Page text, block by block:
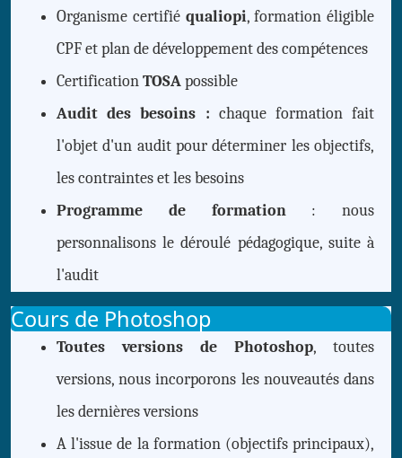
Organisme certifié qualiopi, formation éligible
CPF et plan de développement des compétences
CertificationTOSApossible
Audit des besoins : chaque formation fait
l'objet d'un audit pour déterminer les objectifs,
les contraintes et les besoins
Programme de formation: nous
personnalisons le déroulé pédagogique, suite à
l'audit
Cours de Photoshop
Toutes versions de Photoshop, toutes
versions, nous incorporons les nouveautés dans
les dernières versions
A l'issue de la formation (objectifs principaux),